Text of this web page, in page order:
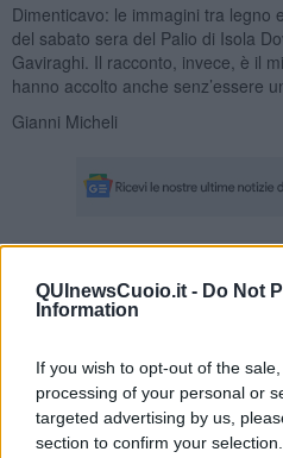
QUInewsCuoio.it - Do Not
Information
If you wish to opt-out of the
processing of your personal or
targeted advertising by us,
section to confirm your
Dimenticavo: le immagini tra legno
del sabato sera del Palio di Isola
Gaviraghi. Il racconto, invece, è il
hanno accolto anche senz’essere
Gianni Micheli
Se vuoi leggere le notizie
Newsletter QUInews -
alle 20:00 direttamente nella tua
Basta cliccareQUI
Fotogallery